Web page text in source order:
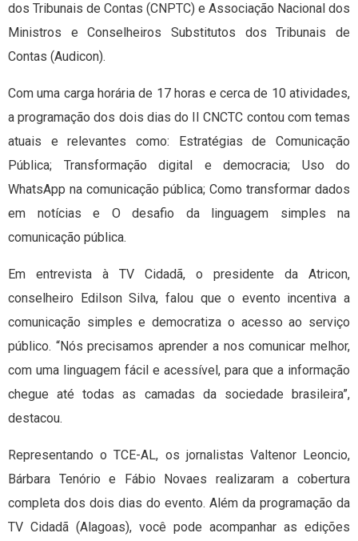
dos Tribunais de Contas (CNPTC) e Associação Nacional dos
Ministros e Conselheiros Substitutos dos Tribunais de
Contas (Audicon).
Com uma carga horária de 17 horas e cerca de 10 atividades,
a programação dos dois dias do II CNCTC contou com temas
atuais e relevantes como: Estratégias de Comunicação
Pública; Transformação digital e democracia; Uso do
WhatsApp na comunicação pública; Como transformar dados
em notícias e O desafio da linguagem simples na
comunicação pública.
Em entrevista à TV Cidadã, o presidente da Atricon,
conselheiro Edilson Silva, falou que o evento incentiva a
comunicação simples e democratiza o acesso ao serviço
público. “Nós precisamos aprender a nos comunicar melhor,
com uma linguagem fácil e acessível, para que a informação
chegue até todas as camadas da sociedade brasileira”,
destacou.
Representando o TCE-AL, os jornalistas Valtenor Leoncio,
Bárbara Tenório e Fábio Novaes realizaram a cobertura
completa dos dois dias do evento. Além da programação da
TV Cidadã (Alagoas), você pode acompanhar as edições